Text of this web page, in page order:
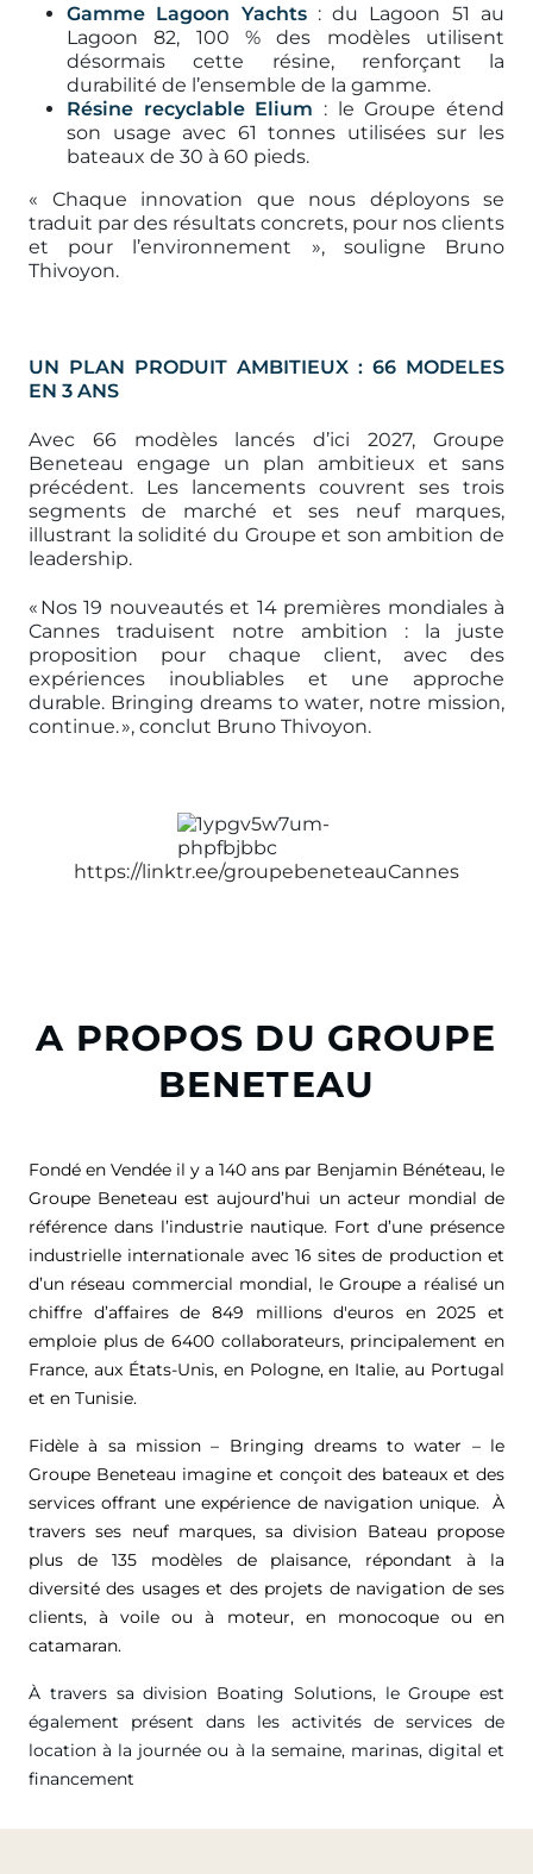
Gamme Lagoon Yachts: du Lagoon 51 au
Lagoon 82, 100 % des modèles utilisent
désormais cette résine, renforçant la
durabilité de l’ensemble de la gamme.
Résine recyclable Elium : le Groupe étend
son usage avec 61 tonnes utilisées sur les
bateaux de 30 à 60 pieds.
« Chaque innovation que nous déployons se
traduit par des résultats concrets, pour nos clients
et pour l’environnement », souligne Bruno
Thivoyon.
UN PLAN PRODUIT AMBITIEUX : 66 MODELES
EN 3 ANS
Avec 66 modèles lancés d’ici 2027, Groupe
Beneteau engage un plan ambitieux et sans
précédent. Les lancements couvrent ses trois
segments de marché et ses neuf marques,
illustrant la solidité du Groupe et son ambition de
leadership.
« Nos 19 nouveautés et 14 premières mondiales à
Cannes traduisent notre ambition : la juste
proposition pour chaque client, avec des
expériences inoubliables et une approche
durable. Bringing dreams to water, notre mission,
continue. », conclut Bruno Thivoyon.
https://linktr.ee/groupebeneteauCannes
A PROPOS DU GROUPE
BENETEAU
Fondé en Vendée il y a 140 ans par Benjamin Bénéteau, le
Groupe Beneteau est aujourd’hui un acteur mondial de
référence dans l’industrie nautique. Fort d’une présence
industrielle internationale avec 16 sites de production et
d’un réseau commercial mondial, le Groupe a réalisé un
chiffre d’affaires de 849 millions d'euros en 2025 et
emploie plus de 6400 collaborateurs, principalement en
France, aux États-Unis, en Pologne, en Italie, au Portugal
et en Tunisie.
Fidèle à sa mission – Bringing dreams to water – le
Groupe Beneteau imagine et conçoit des bateaux et des
services offrant une expérience de navigation unique. À
travers ses neuf marques, sa division Bateau propose
plus de 135 modèles de plaisance, répondant à la
diversité des usages et des projets de navigation de ses
clients, à voile ou à moteur, en monocoque ou en
catamaran.
À travers sa division Boating Solutions, le Groupe est
également présent dans les activités de services de
location à la journée ou à la semaine, marinas, digital et
financement